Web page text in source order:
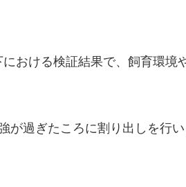
おける検証結果で、飼育環境
が過ぎたころに割り出しを行